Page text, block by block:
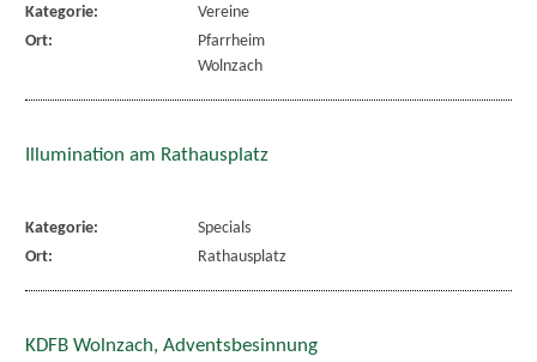
Kategorie:
Vereine
Ort:
Pfarrheim
Wolnzach
Illumination am Rathausplatz
Kategorie:
Specials
Ort:
Rathausplatz
KDFB Wolnzach, Adventsbesinnung